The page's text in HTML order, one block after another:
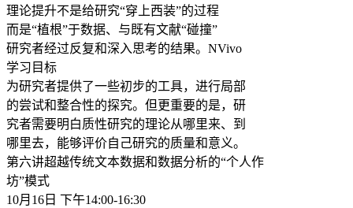
理论提升不是给研究“穿上西装”的过程
而是“植根”于数据、与既有文献“碰撞”
研究者经过反复和深入思考的结果。NVivo
学习目标
为研究者提供了一些初步的工具，进行局部
的尝试和整合性的探究。但更重要的是，研
究者需要明白质性研究的理论从哪里来、到
哪里去，能够评价自己研究的质量和意义。
第六讲超越传统文本数据和数据分析的“个人作
坊”模式
10月16日 下午14:00-16:30